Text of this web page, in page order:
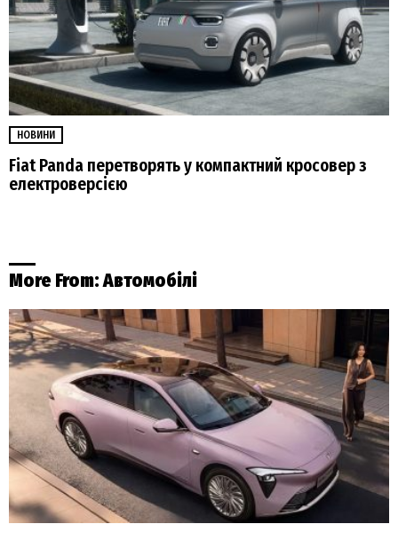
НОВИНИ
Fiat Panda перетворять у компактний кросовер з
електроверсією
More From:Автомобілі